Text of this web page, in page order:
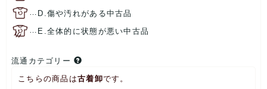
… D.傷や汚れがある中古品
… E.全体的に状態が悪い中古品
流通カテゴリー
こちらの商品は古着卸です。